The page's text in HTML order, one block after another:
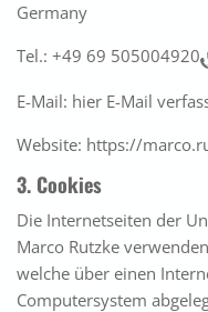
Germany
Tel.: +49 69 505004920
E-Mail: hier E-Mail
Website: https://
3. Cookies
Die Internetseiten der
Marco Rutzke
welche über einen
Computersystem